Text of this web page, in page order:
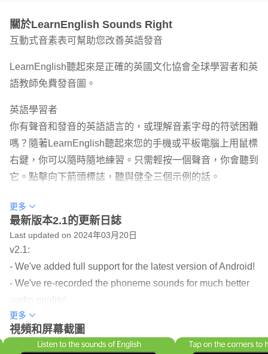
關於LearnEnglish Sounds Right
互動式音素表可幫助您改善英語發音
LearnEnglish聽起來是正確的英國文化協會全球學習者和英
語教師免費發音圖。
英語學習者
你有聲音和發音的英語語言的，或理解音素字母的符號困難
嗎？隨著LearnEnglish聽起來您的手機或平板電腦上用鼠標
右鍵，你可以隨時隨地練習。只需輕按一個聲音，你會聽到
它。點擊向下箭頭標誌，聽與健全三個示例的話。
英語教師
你使用的音素腳本類來幫助你的學生有自己的發音？隨著
LearnEnglish聽起來是正確的類組設備，或學生自己的設備
上安裝，你可以很容易地教給個人的聲音和符號。
*純元音被佈置在相同的方式IPA圖表中：根據口型（左到
右，唇寬/輪 - 從上到下，鉗口閉合/斷開）。
*雙元音按行根據他們的第二個聲音分組。
*輔音是從左（嘴前）到右（嘴的背面），被佈置。輔音的
更多
最新版本2.1的更新日誌
Last updated on 2024年03月20日
v2.1:
- We've added full support for the latest version of Android!
- We've re-recorded the phoneme sounds for much better
audio quality!
- We've fixed an error in one of the phonemic symbols
(thanks for your feedback!)
- We've made some other minor backend improvements to
更多
視頻和屏幕截圖